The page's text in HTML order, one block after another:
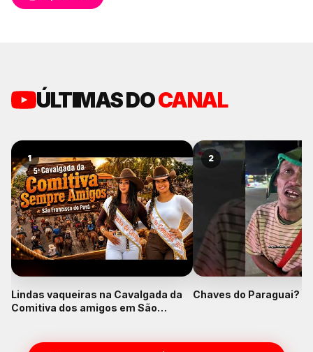
ÚLTIMAS DOCANAL
1
Lindas vaqueiras na Cavalgada da
Comitiva dos amigos em São
2
Chaves do Paraguai?